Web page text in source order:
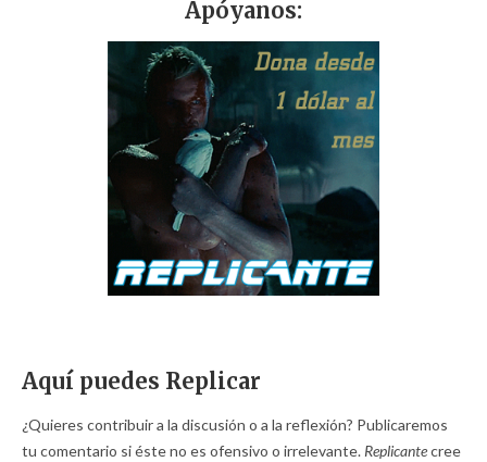
Apóyanos:
Aquí puedes Replicar
¿Quieres contribuir a la discusión o a la reflexión? Publicaremos
tu comentario si éste no es ofensivo o irrelevante. Replicantecree